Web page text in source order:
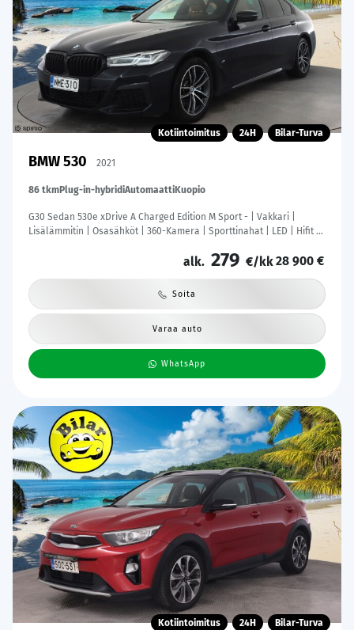
Kotiintoimitus 24H Bilar-Turva
BMW 530 2021
86 tkmPlug-in-hybridiAutomaattiKuopio
G30 Sedan 530e xDrive A Charged Edition M Sport - | Vakkari |
Lisälämmitin | Osasähköt | 360-Kamera | Sporttinahat | LED | Hifit |
alk. 279 €/kk28 900 €
Soita
Varaa auto
WhatsApp
Kotiintoimitus 24H Bilar-Turva